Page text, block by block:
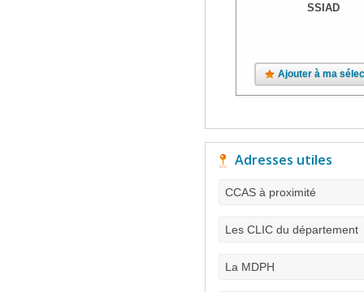
SSIAD
Ajouter à ma
Adresses utiles
CCAS à proximité
Les CLIC du département
La MDPH